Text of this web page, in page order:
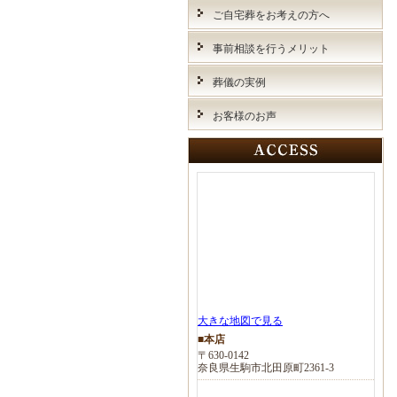
ご自宅葬をお考えの方へ
事前相談を行うメリット
葬儀の実例
お客様のお声
大きな地図で見る
■本店
〒630-0142
奈良県生駒市北田原町2361-3